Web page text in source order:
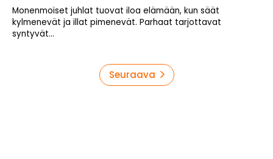
Monenmoiset juhlat tuovat iloa elämään, kun säät
kylmenevät ja illat pimenevät. Parhaat tarjottavat
syntyvät...
Seuraava